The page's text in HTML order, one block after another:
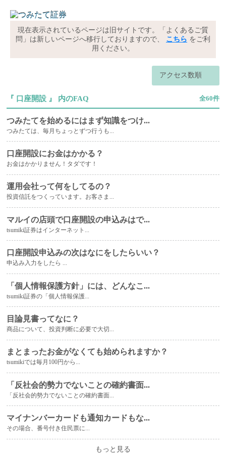
現在表示されているページは旧サイトです。「よくあるご質
問」は新しいページへ移行しておりますので、 こちら をご利
用ください。
アクセス数順
『 口座開設 』 内のFAQ 全60件
つみたてを始めるにはまず知識をつけ...
つみたては、毎月ちょっとずつ行うも...
口座開設にお金はかかる？
お金はかかりません！タダです！
運用会社って何をしてるの？
投資信託をつくっています。お客さま...
マルイの店頭で口座開設の申込みはで...
tsumiki証券はインターネット...
口座開設申込みの次はなにをしたらいい？
申込み入力をしたら ...
「個人情報保護方針」には、どんなこ...
tsumiki証券の「個人情報保護...
目論見書ってなに？
商品について、投資判断に必要で大切...
まとまったお金がなくても始められますか？
tsumikiでは毎月100円から...
「反社会的勢力でないことの確約書面...
「反社会的勢力でないことの確約書面...
マイナンバーカードも通知カードもな...
その場合、番号付き住民票に...
もっと見る